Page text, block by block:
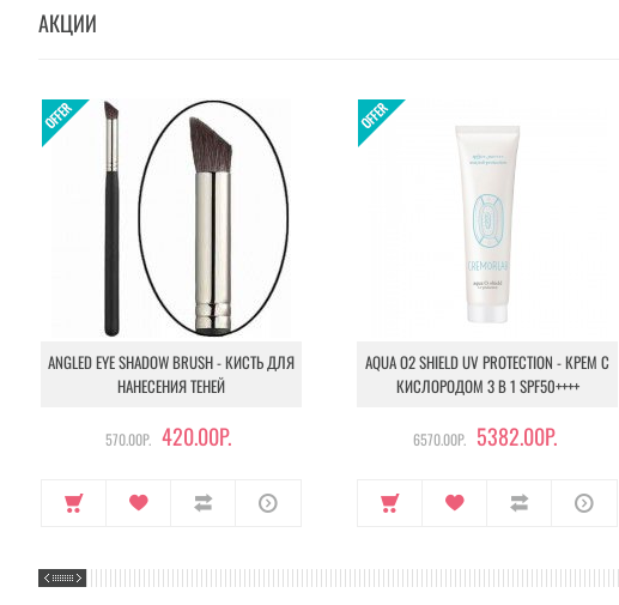
АКЦИИ
ANGLED EYE SHADOW BRUSH - КИСТЬ ДЛЯ
НАНЕСЕНИЯ ТЕНЕЙ
570.00Р. 420.00Р.
AQUA O2 SHIELD UV PROTECTION - КРЕМ С
КИСЛОРОДОМ 3 В 1 SPF50++++
6570.00Р. 5382.00Р.